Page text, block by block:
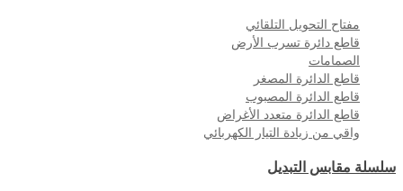
مفتاح التحويل التلقائي
قاطع دائرة تسرب الأرض
الصمامات
قاطع الدائرة المصغر
قاطع الدائرة المصبوب
قاطع الدائرة متعدد الأغراض
واقي من زيادة التيار الكهربائي
سلسلة مقابس التبديل